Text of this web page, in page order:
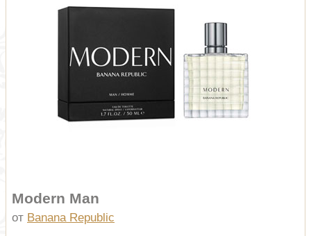
Modern Man
от Banana Republic